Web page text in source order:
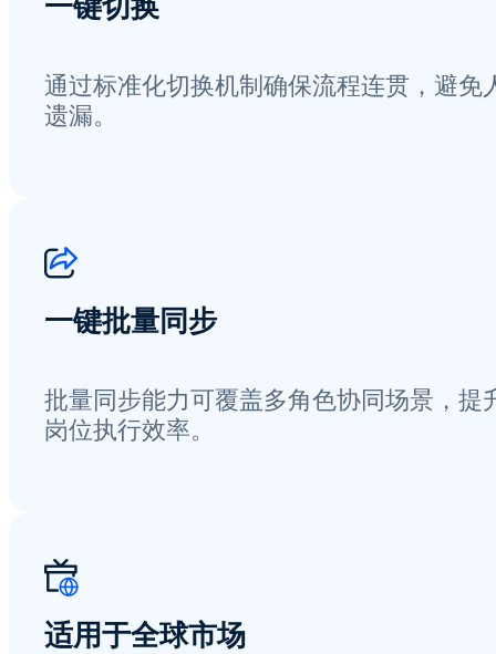
一键切换
通过标准化切换机制确保流程连贯，避免
遗漏。
一键批量同步
批量同步能力可覆盖多角色协同场景，提
岗位执行效率。
适用于全球市场